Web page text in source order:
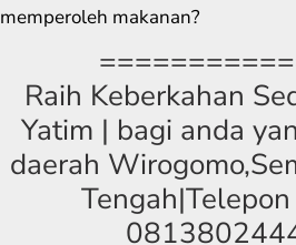
memperoleh makanan?
Raih Keberkahan
Yatim | bagi anda
daerah